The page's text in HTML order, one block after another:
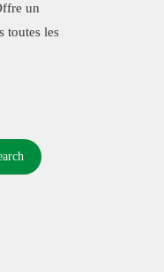
un
toutes les